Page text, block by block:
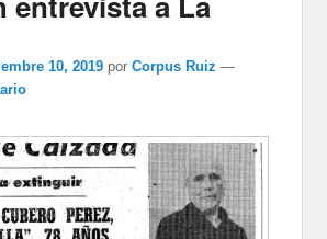
10, 2019 porCorpus Ruiz —